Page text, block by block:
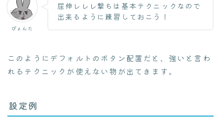
ぴょんた
屈伸レレレ撃ちは基本テクニックなので
出来るように練習しておこう！
このようにデフォルトのボタン配置だと、強いと言わ
れるテクニックが使えない物が出てきます。
設定例